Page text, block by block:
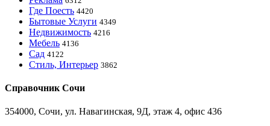
Где Поесть 4420
Бытовые Услуги 4349
Недвижимость 4216
Мебель 4136
Сад 4122
Стиль, Интерьер 3862
Справочник Сочи
354000, Сочи, ул. Навагинская, 9Д, этаж 4, офис 436